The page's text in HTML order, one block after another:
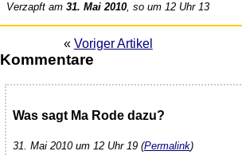
Verzapft am31. Mai 2010, so um 12 Uhr 13
« Voriger Artikel
Kommentare
Was sagt Ma Rode dazu?
31. Mai 2010 um 12 Uhr 19 (Permalink)